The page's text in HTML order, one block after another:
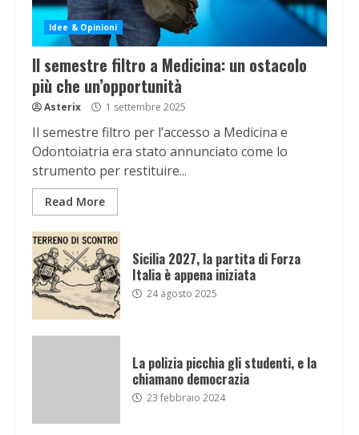
Idee & Opinioni
Il semestre filtro a Medicina: un ostacolo
più che un’opportunità
Asterix 1 settembre 2025
Il semestre filtro per l’accesso a Medicina e
Odontoiatria era stato annunciato come lo
strumento per restituire...
Read More
Sicilia 2027, la partita di Forza
Italia è appena iniziata
24 agosto 2025
La polizia picchia gli studenti, e la
chiamano democrazia
23 febbraio 2024